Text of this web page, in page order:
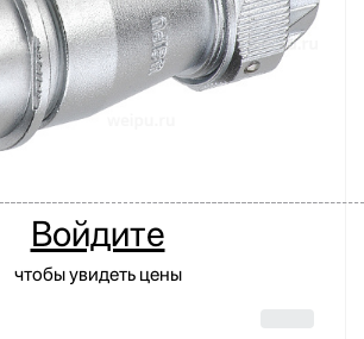
Войдите
чтобы увидеть цены